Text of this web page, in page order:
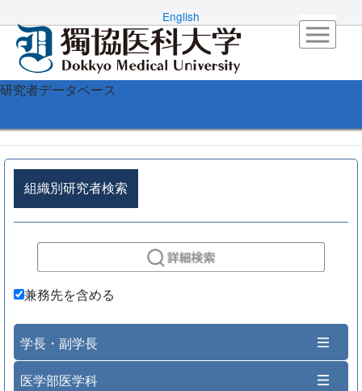
English
研究者データベース
組織別研究者検索
兼務先を含める
学長・副学長
医学部医学科